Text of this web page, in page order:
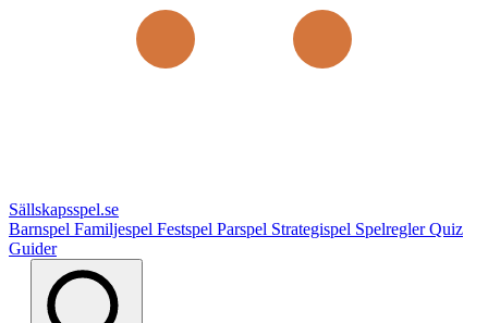
Sällskapsspel.se
Barnspel Familjespel Festspel Parspel Strategispel SpelreglerQuiz
Guider